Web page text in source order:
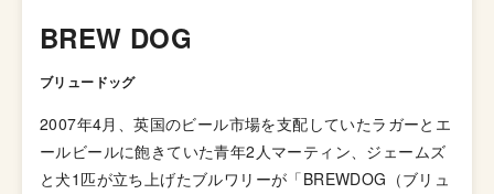
BREW DOG
ブリュードッグ
2007年4月、英国のビール市場を支配していたラガーとエ
ールビールに飽きていた青年2人マーティン、ジェームズ
と犬1匹が立ち上げたブルワリーが「BREWDOG（ブリュ